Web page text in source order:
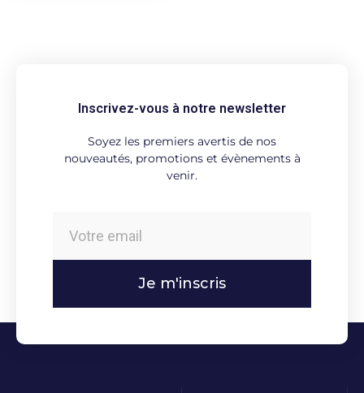
Inscrivez-vous à notre newsletter
Soyez les premiers avertis de nos
nouveautés, promotions et évènements à
venir.
Je m'inscris